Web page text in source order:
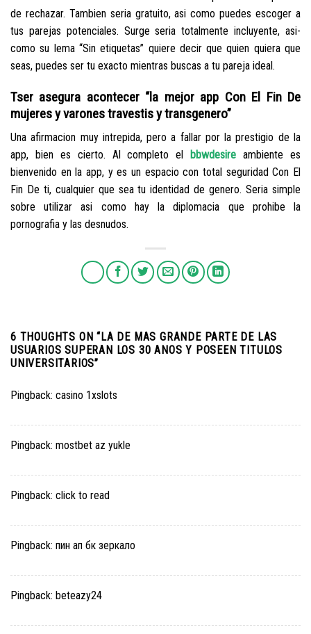
de rechazar. Tambien seri­a gratuito, asi­ como puedes escoger a
tus parejas potenciales. Surge seri­a totalmente incluyente, asi­
como su lema “Sin etiquetas” quiere decir que quien quiera que
seas, puedes ser tu exacto mientras buscas a tu pareja ideal.
Tser asegura acontecer “la mejor app Con El Fin De
mujeres y varones travestis y transgenero”
Una afirmacion muy intrepida, pero a fallar por la prestigio de la
app, bien es cierto. Al completo el bbwdesire ambiente es
bienvenido en la app, y es un espacio con total seguridad Con El
Fin De ti, cualquier que sea tu identidad de genero. Seri­a simple
sobre utilizar asi­ como hay la diplomacia que prohibe la
pornografia y las desnudos.
6 THOUGHTS ON “LA DE MAS GRANDE PARTE DE LAS
USUARIOS SUPERAN LOS 30 ANOS Y POSEEN TITULOS
UNIVERSITARIOS”
Pingback: casino 1xslots
Pingback: mostbet az yukle
Pingback: click to read
Pingback: пин ап бк зеркало
Pingback: beteazy24